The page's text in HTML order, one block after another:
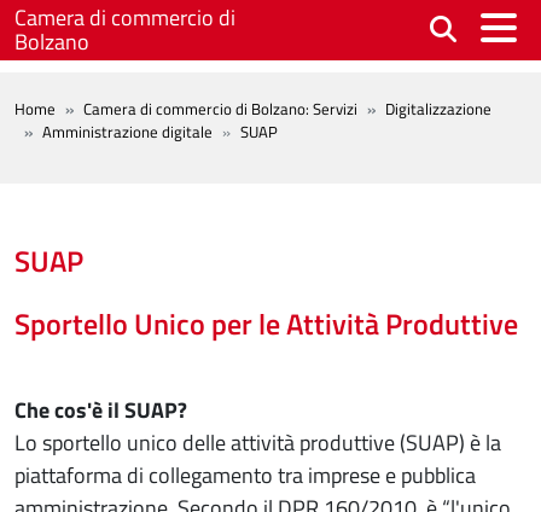
Salta al contenuto principale
Camera di commercio di
Bolzano
BREADCRUMB
Home Camera di commercio di Bolzano: Servizi
Digitalizzazione
Amministrazione digitale
SUAP
SUAP
Sportello Unico per le Attività Produttive
Che cos'è il SUAP?
Lo sportello unico delle attività produttive (SUAP) è la
piattaforma di collegamento tra imprese e pubblica